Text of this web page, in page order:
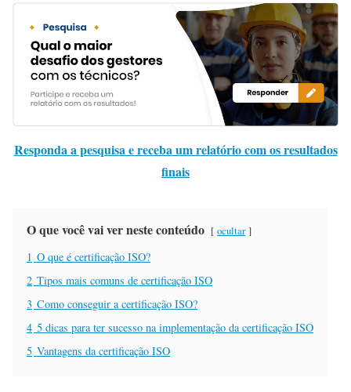
Responda a pesquisa e receba um relatório com os resultados
finais
O que você vai ver neste conteúdo ocultar
1 O que é certificação ISO?
2 Tipos mais comuns de certificação ISO
3 Como conseguir a certificação ISO?
4 5 dicas para ter sucesso na implementação da certificação ISO
5 Vantagens da certificação ISO